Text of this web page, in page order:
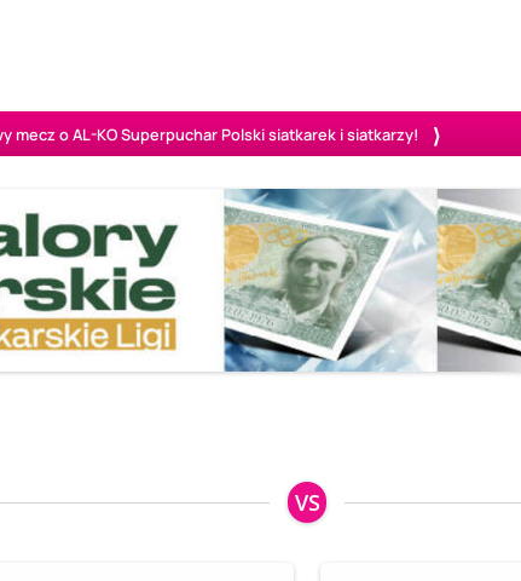
mecz o AL-KO Superpuchar Polski siatkarek i siatkarzy!
VS